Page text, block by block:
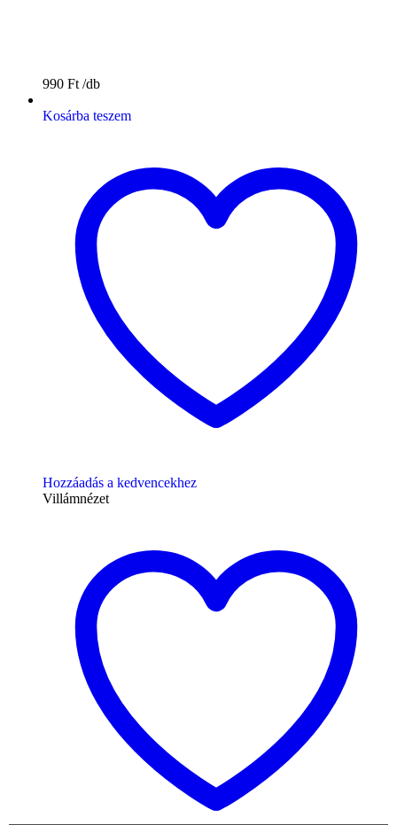
990 Ft
Kosárba teszem
Hozzáadás a kedvencekhez
Villámnézet